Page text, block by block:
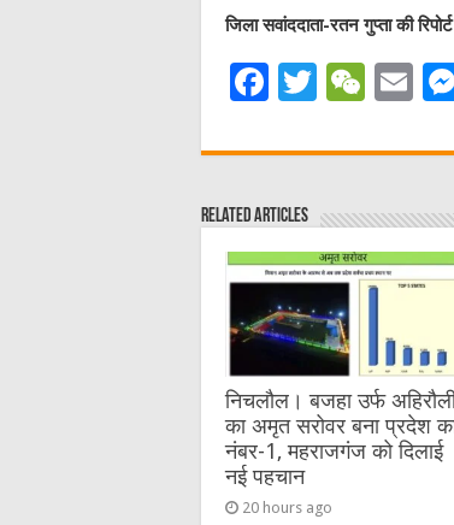
जिला सवांददाता-रतन गुप्ता की रिपोर्ट
F
c
e
b
o
o
k
T
it
r
W
C
at
E
ai
Related Articles
निचलौल। बजहा उर्फ
का अमृत सरोवर बना प्रदेश
नंबर-1, महराजगंज को दिलाई
नई पहचान
20 hours ago